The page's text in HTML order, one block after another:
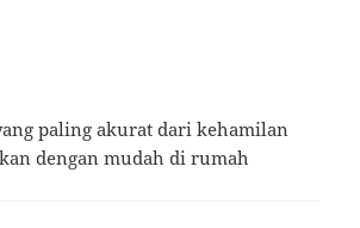
paling akurat dari kehamilan
dengan mudah di rumah